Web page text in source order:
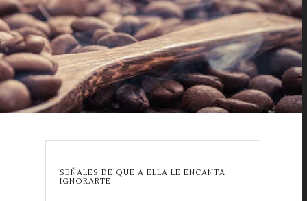
SEÑALES DE QUE A ELLA LE ENCANTA
IGNORARTE